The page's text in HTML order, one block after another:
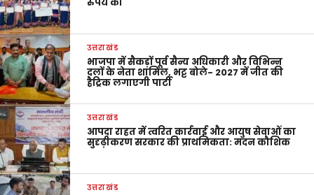
रुपये की
उत्तराखंड
भाजपा में सैकड़ों पूर्व सैन्य अधिकारी और विभिन्न
दलों के नेता शामिल, भट्ट बोले- 2027 में जीत की
हैट्रिक लगाएगी पार्टी
उत्तराखंड
आपदा राहत में त्वरित कार्रवाई और आयुष सेवाओं का
सुदृढ़ीकरण सरकार की प्राथमिकता: मदन कौशिक
उत्तराखंड